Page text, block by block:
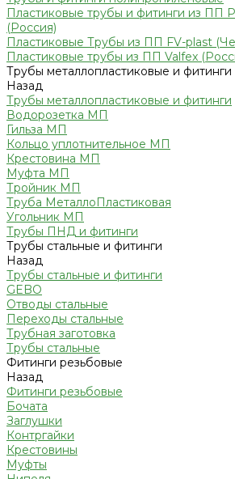
Пластиковые трубы и фитинги из ПП
(Россия)
Пластиковые Трубы из ПП FV-plast
Пластиковые трубы из ПП Valfex
Трубы металлопластиковые и фитинги
Назад
Трубы металлопластиковые и фитинги
Водорозетка МП
Гильза МП
Кольцо уплотнительное МП
Крестовина МП
Муфта МП
Тройник МП
Труба МеталлоПластиковая
Угольник МП
Трубы ПНД и фитинги
Трубы стальные и фитинги
Назад
Трубы стальные и фитинги
GEBO
Отводы стальные
Переходы стальные
Трубная заготовка
Трубы стальные
Фитинги резьбовые
Назад
Фитинги резьбовые
Бочата
Заглушки
Контргайки
Крестовины
Муфты